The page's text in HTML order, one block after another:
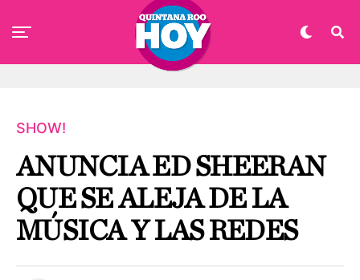
SHOW!
ANUNCIA ED SHEERAN
QUE SE ALEJA DE LA
MÚSICA Y LAS REDES